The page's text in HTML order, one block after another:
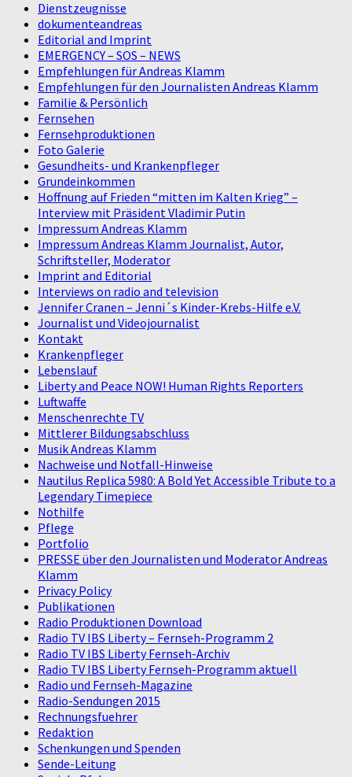
Dienstzeugnisse
dokumenteandreas
Editorial and Imprint
EMERGENCY – SOS – NEWS
Empfehlungen für Andreas Klamm
Empfehlungen für den Journalisten Andreas Klamm
Familie & Persönlich
Fernsehen
Fernsehproduktionen
Foto Galerie
Gesundheits- und Krankenpfleger
Grundeinkommen
Hoffnung auf Frieden “mitten im Kalten Krieg” –
Interview mit Präsident Vladimir Putin
Impressum Andreas Klamm
Impressum Andreas Klamm Journalist, Autor,
Schriftsteller, Moderator
Imprint and Editorial
Interviews on radio and television
Jennifer Cranen – Jenni´s Kinder-Krebs-Hilfe e.V.
Journalist und Videojournalist
Kontakt
Krankenpfleger
Lebenslauf
Liberty and Peace NOW! Human Rights Reporters
Luftwaffe
Menschenrechte TV
Mittlerer Bildungsabschluss
Musik Andreas Klamm
Nachweise und Notfall-Hinweise
Nautilus Replica 5980: A Bold Yet Accessible Tribute to a
Legendary Timepiece
Nothilfe
Pflege
Portfolio
PRESSE über den Journalisten und Moderator Andreas
Klamm
Privacy Policy
Publikationen
Radio Produktionen Download
Radio TV IBS Liberty – Fernseh-Programm 2
Radio TV IBS Liberty Fernseh-Archiv
Radio TV IBS Liberty Fernseh-Programm aktuell
Radio und Fernseh-Magazine
Radio-Sendungen 2015
Rechnungsfuehrer
Redaktion
Schenkungen und Spenden
Sende-Leitung